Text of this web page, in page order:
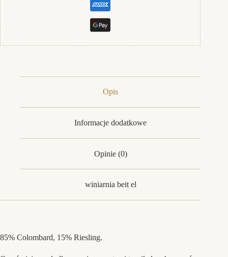
Opis
Informacje dodatkowe
Opinie (0)
winiarnia beit el
85% Colombard, 15% Riesling.